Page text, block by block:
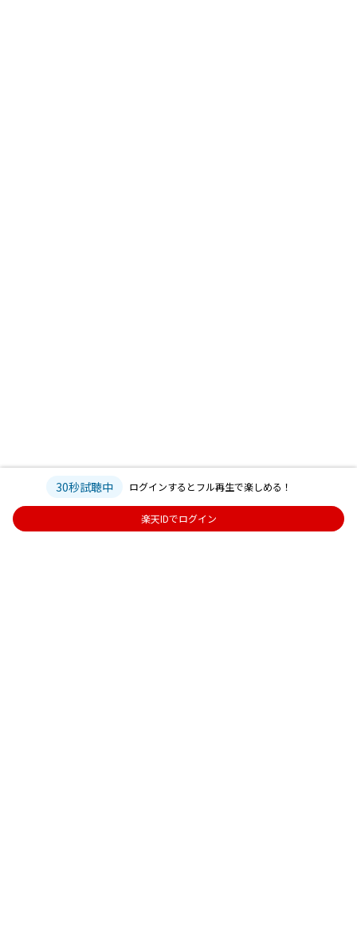
30秒試聴中 ログインするとフル再生で楽しめる！
楽天IDでログイン